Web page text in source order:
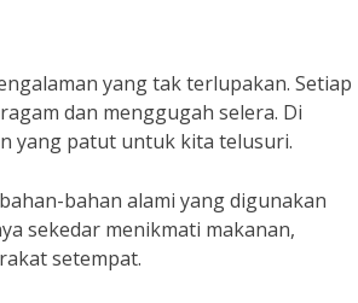
yang tak terlupakan. Setiap
dan menggugah selera. Di
yang patut untuk kita telusuri.
bahan alami yang digunakan
sekedar menikmati makanan,
setempat.